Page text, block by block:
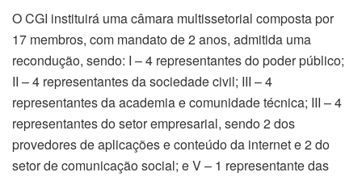
O CGI instituirá uma câmara multissetorial composta por
17 membros, com mandato de 2 anos, admitida uma
recondução, sendo: I – 4 representantes do poder público;
II – 4 representantes da sociedade civil; III – 4
representantes da academia e comunidade técnica; III – 4
representantes do setor empresarial, sendo 2 dos
provedores de aplicações e conteúdo da internet e 2 do
setor de comunicação social; e V – 1 representante das